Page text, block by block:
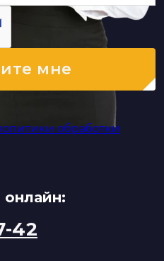
мне
обработки
42